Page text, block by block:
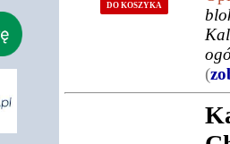
DO KOSZYKA
(